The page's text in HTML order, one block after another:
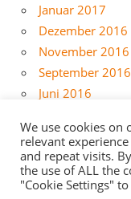
Januar 2017
Dezember 2016
November 2016
September 2016
Juni 2016
April 2016
März 2016
Februar 2016
We use cookies on
relevant
and repeat visits.
the use of ALL the
"Cookie Settings"